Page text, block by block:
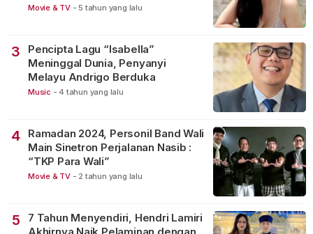
Movie & TV - 5 tahun yang lalu
3
Pencipta Lagu “Isabella”
Meninggal Dunia, Penyanyi
Melayu Andrigo Berduka
Music - 4 tahun yang lalu
4
Ramadan 2024, Personil Band Wali
Main Sinetron Perjalanan Nasib :
“TKP Para Wali”
Movie & TV - 2 tahun yang lalu
5
7 Tahun Menyendiri, Hendri Lamiri